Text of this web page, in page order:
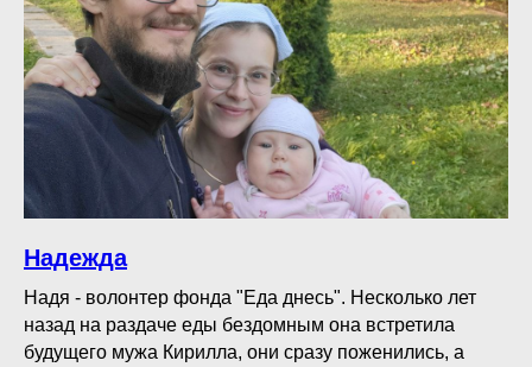
Надежда
Надя - волонтер фонда "Еда днесь". Несколько лет
назад на раздаче еды бездомным она встретила
будущего мужа Кирилла, они сразу поженились, а